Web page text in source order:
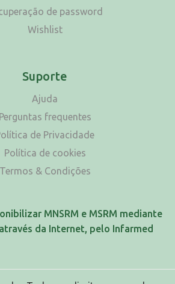
de password
Wishlist
Suporte
Ajuda
Perguntas frequentes
de Privacidade
Política de cookies
Termos & Condições
MNSRM e MSRM mediante
da Internet, pelo Infarmed